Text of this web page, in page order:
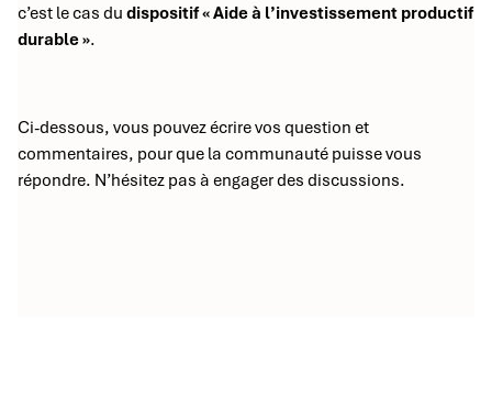
c’est le cas du dispositif « Aide à l’investissement productif
durable ».
Ci-dessous, vous pouvez écrire vos question et
commentaires, pour que la communauté puisse vous
répondre. N’hésitez pas à engager des discussions.